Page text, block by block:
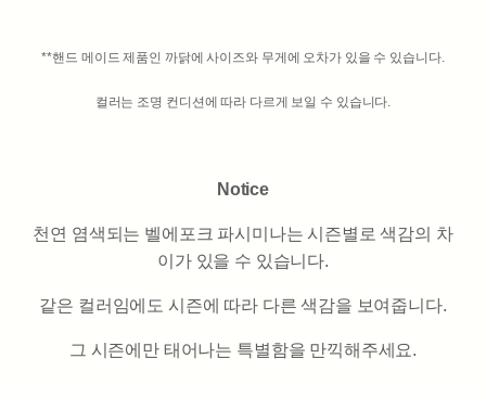
**핸드 메이드 제품인 까닭에 사이즈와 무게에 오차가 있을 수 있습니다.
컬러는 조명 컨디션에 따라 다르게 보일 수 있습니다.
Notice
천연 염색되는 벨에포크 파시미나는 시즌별로 색감의 차
이가 있을 수 있습니다.
같은 컬러임에도 시즌에 따라 다른 색감을 보여줍니다.
그 시즌에만 태어나는 특별함을 만끽해주세요.